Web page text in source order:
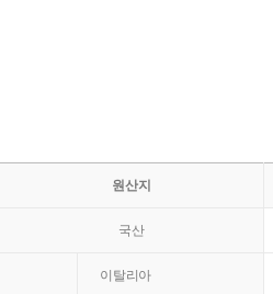
원산지
국산
이탈리아